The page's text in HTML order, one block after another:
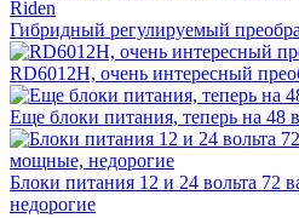
Гибридный регулируемый
RD6012H, очень интересный
Еще блоки питания, теперь на 48
Блоки питания 12 и 24 вольта 72
недорогие